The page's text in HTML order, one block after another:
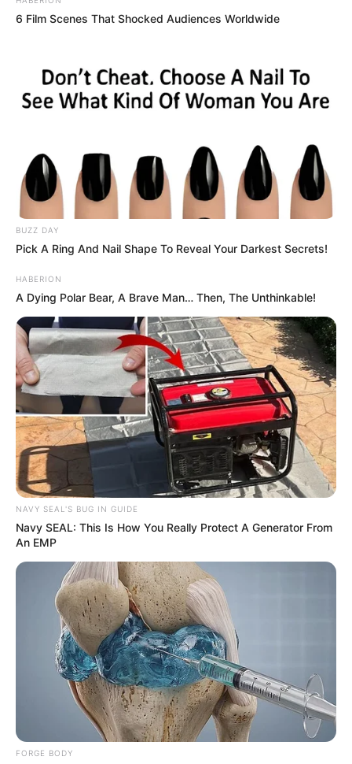
6 Film Scenes That Shocked Audiences Worldwide
BUZZ DAY
Pick A Ring And Nail Shape To Reveal Your Darkest Secrets!
HABERION
A Dying Polar Bear, A Brave Man… Then, The Unthinkable!
NAVY SEAL'S BUG IN GUIDE
Navy SEAL: This Is How You Really Protect A Generator From
An EMP
FORGE BODY